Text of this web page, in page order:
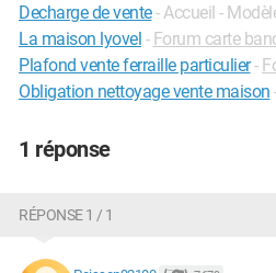
Decharge de vente- Accueil -
La maison lyovel - Forum carte
Plafond vente ferraille particulier-
Obligation nettoyage vente maison
1 réponse
RÉPONSE 1 / 1